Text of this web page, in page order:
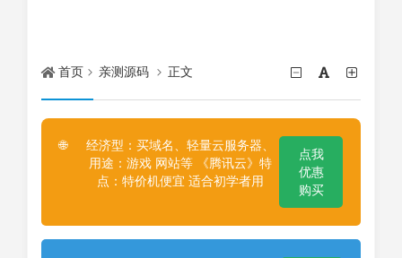
首页 亲测源码 正文
🌐
经济型：买域名、轻量云服务器、
用途：游戏 网站等 《腾讯云》特
点：特价机便宜 适合初学者用
点我
优惠
购买